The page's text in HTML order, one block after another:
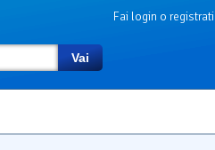
Fai login o registrati
Vai